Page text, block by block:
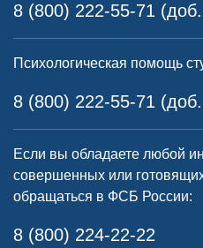
8 (800) 222-55-71
Психологическая помощь
8 (800) 222-55-71
Если вы обладаете любой
совершенных или
обращаться в ФСБ России:
8 (800) 224-22-22